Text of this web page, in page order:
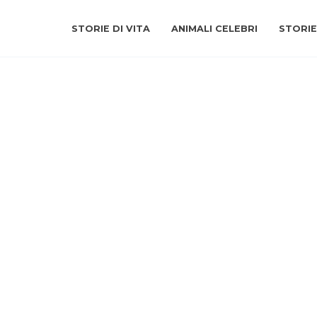
STORIE DI VITA ANIMALI CELEBRI